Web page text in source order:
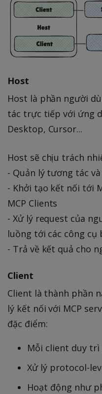
Host
Host là phần người
tác trực tiếp với ứng
Desktop, Cursor...
Host sẽ chịu trách
- Quản lý tương tác
- Khởi tạo kết nối tới
MCP Clients
- Xử lý request của
luồng tới các công cụ
- Trả về kết quả cho
Client
Client là thành phần
lý kết nối với MCP
đặc điểm:
Mỗi client duy
Xử lý protocol-
Hoạt động như